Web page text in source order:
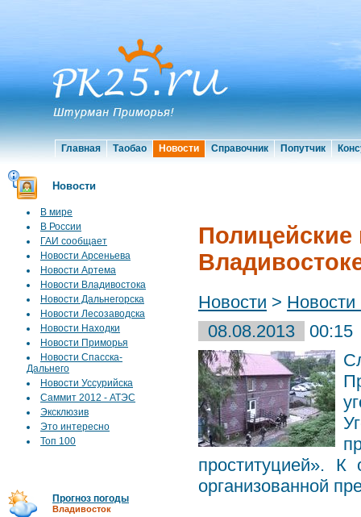
Главная Таобао Новости Справочник Попутчик
Новости
В мире
В России
ГАИ сообщает
Новости Арсеньева
Новости Артема
Новости Владивостока
Новости Дальнегорска
Новости Лесозаводска
Новости Находки
Новости Приморья
Новости Спасска-
Дальнего
Новости Уссурийска
Саммит 2012 - АТЭС
Эксклюзив
Это интересно
Топ 100
Прогноз погоды
Владивосток
Новости > Новости
08.08.2013
00:15
проституцией». К
организованной